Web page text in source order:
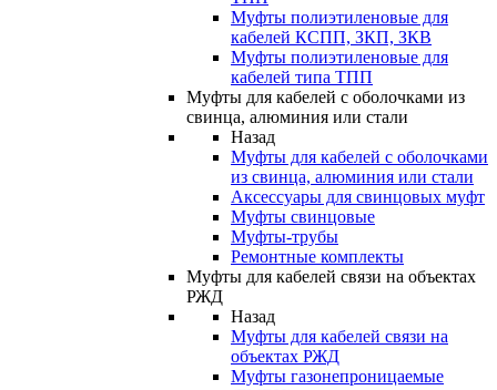
Муфты полиэтиленовые для
кабелей КСПП, ЗКП, ЗКВ
Муфты полиэтиленовые для
кабелей типа ТПП
Муфты для кабелей с оболочками из
свинца, алюминия или стали
Назад
Муфты для кабелей с оболочками
из свинца, алюминия или стали
Аксессуары для свинцовых муфт
Муфты свинцовые
Муфты-трубы
Ремонтные комплекты
Муфты для кабелей связи на объектах
РЖД
Назад
Муфты для кабелей связи на
объектах РЖД
Муфты газонепроницаемые